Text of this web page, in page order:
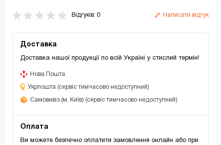
Відгуків: 0 Написати відгук
Доставка
Доставка нашої продукції по всій Україні у стислий термін!
Нова Пошта
Укрпошта (сервіс тимчасово недоступний)
Самовивіз (м. Київ) (сервіс тимчасово недоступний)
Оплата
Ви можете безпечно оплатити замовлення онлайн або при